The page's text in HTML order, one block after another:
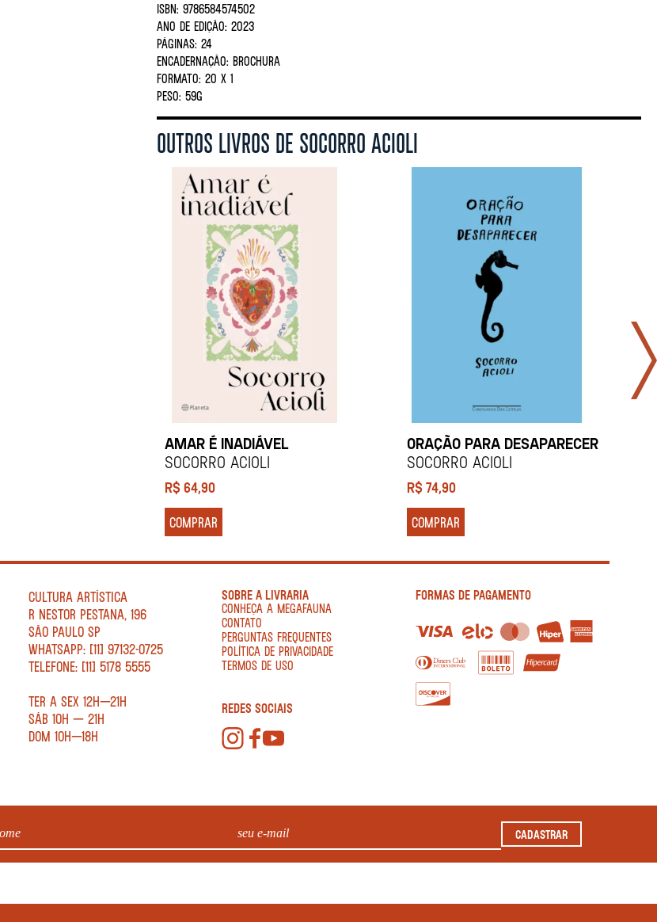
ISBN: 9786584574502
ANO DE EDIÇÃO: 2023
PÁGINAS: 24
ENCADERNAÇÃO: BROCHURA
FORMATO: 20 X 1
PESO: 59G
OUTROS LIVROS DE SOCORRO ACIOLI
AMAR É INADIÁVEL
Socorro Acioli
R$64,90
COMPRAR
ORAÇÃO PARA DESAPARECER
Socorro Acioli
R$74,90
COMPRAR
CULTURA ARTÍSTICA
R NESTOR PESTANA, 196
SÃO PAULO SP
WHATSAPP: [11] 97132-0725
TELEFONE: [11] 5178 5555
TER A SEX 12H—21H
SÁB 10H — 21H
DOM 10H—18H
SOBRE A LIVRARIA
CONHEÇA A MEGAFAUNA
CONTATO
PERGUNTAS FREQUENTES
POLÍTICA DE PRIVACIDADE
TERMOS DE USO
REDES SOCIAIS
FORMAS DE PAGAMENTO
CADASTRAR